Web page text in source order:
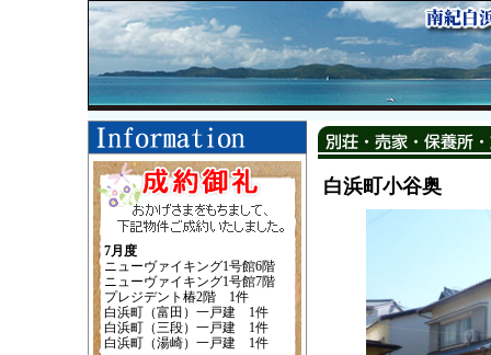
白浜町小谷奥
7月度
ニューヴァイキング1号館6階
ニューヴァイキング1号館7階
プレジデント椿2階 1件
白浜町（富田）一戸建 1件
白浜町（三段）一戸建 1件
白浜町（湯崎）一戸建 1件